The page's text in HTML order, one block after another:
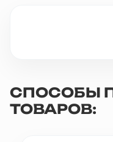
СПОСОБЫ
ТОВАРОВ: